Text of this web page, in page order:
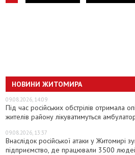
НОВИНИ ЖИТОМИРА
09.08.2026, 14:09
Під час російських обстрілів отримала
жителів району лікуватимуться
09.08.2026, 13:37
Внаслідок російської атаки у Житомирі
підприємство, де працювали 3500